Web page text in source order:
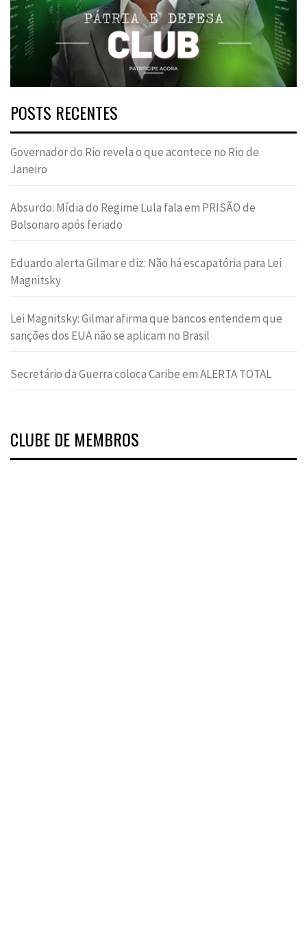
POSTS RECENTES
Governador do Rio revela o que acontece no Rio de
Janeiro
Absurdo: Mídia do Regime Lula fala em PRISÃO de
Bolsonaro após feriado
Eduardo alerta Gilmar e diz: Não há escapatória para Lei
Magnitsky
Lei Magnitsky: Gilmar afirma que bancos entendem que
sanções dos EUA não se aplicam no Brasil
Secretário da Guerra coloca Caribe em ALERTA TOTAL
CLUBE DE MEMBROS